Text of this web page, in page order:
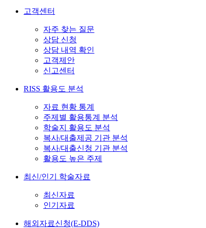
고객센터
자주 찾는 질문
상담 신청
상담 내역 확인
고객제안
신고센터
RISS 활용도 분석
자료 현황 통계
주제별 활용통계 분석
학술지 활용도 분석
복사/대출제공 기관 분석
복사/대출신청 기관 분석
활용도 높은 주제
최신/인기 학술자료
최신자료
인기자료
해외자료신청(E-DDS)